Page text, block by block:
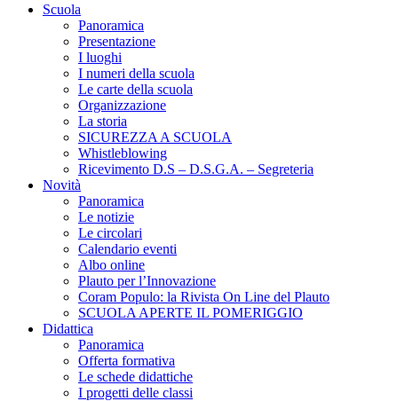
Scuola
Panoramica
Presentazione
I luoghi
I numeri della scuola
Le carte della scuola
Organizzazione
La storia
SICUREZZA A SCUOLA
Whistleblowing
Ricevimento D.S – D.S.G.A. – Segreteria
Novità
Panoramica
Le notizie
Le circolari
Calendario eventi
Albo online
Plauto per l’Innovazione
Coram Populo: la Rivista On Line del Plauto
SCUOLA APERTE IL POMERIGGIO
Didattica
Panoramica
Offerta formativa
Le schede didattiche
I progetti delle classi